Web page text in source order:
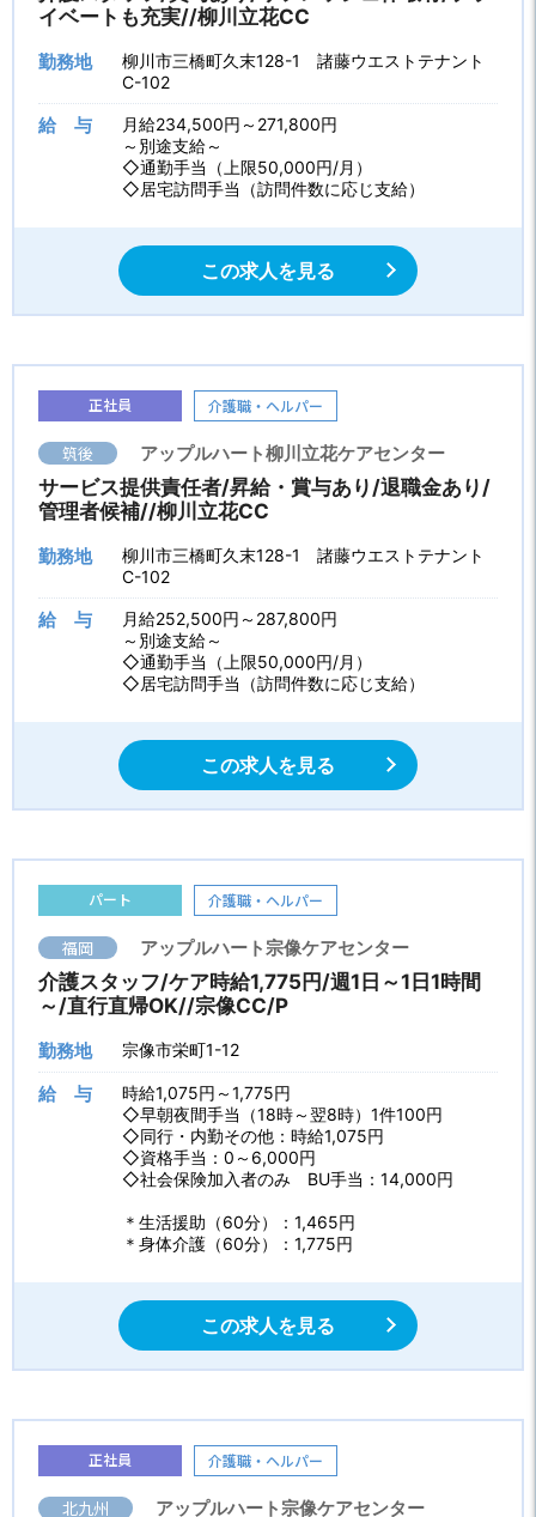
イベートも充実//柳川立花CC
勤務地
柳川市三橋町久末128-1 諸藤ウエストテナント
C-102
給 与
月給234,500円～271,800円
～別途支給～
◇通勤手当（上限50,000円/月）
◇居宅訪問手当（訪問件数に応じ支給）
この求人を見る
正社員 介護職・ヘルパー
筑後 アップルハート柳川立花ケアセンター
サービス提供責任者/昇給・賞与あり/退職金あり/
管理者候補//柳川立花CC
勤務地
柳川市三橋町久末128-1 諸藤ウエストテナント
C-102
給 与
月給252,500円～287,800円
～別途支給～
◇通勤手当（上限50,000円/月）
◇居宅訪問手当（訪問件数に応じ支給）
この求人を見る
パート 介護職・ヘルパー
福岡 アップルハート宗像ケアセンター
介護スタッフ/ケア時給1,775円/週1日～1日1時間
～/直行直帰OK//宗像CC/P
勤務地 宗像市栄町1-12
給 与
時給1,075円～1,775円
◇早朝夜間手当（18時～翌8時）1件100円
◇同行・内勤その他：時給1,075円
◇資格手当：0～6,000円
◇社会保険加入者のみ BU手当：14,000円
＊生活援助（60分）：1,465円
＊身体介護（60分）：1,775円
この求人を見る
正社員 介護職・ヘルパー
北九州 アップルハート宗像ケアセンター